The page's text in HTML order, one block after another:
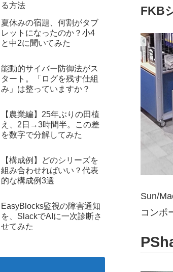
FKB
Sun/
コンポ
る方法
夏休みの宿題、何割がタブ
レットになったのか？小4
と中2に聞いてみた
能動的サイバー防御法がス
タート。「ログを残す仕組
み」は整っていますか？
【農業編】25年ぶりの田植
え、2日→3時間半。この差
を数字で分解してみた
【構成例】どのシリーズを
組み合わせればいい？代表
的な構成例3選
EasyBlocks監視の障害通知
を、SlackでAIに一次診断さ
せてみた